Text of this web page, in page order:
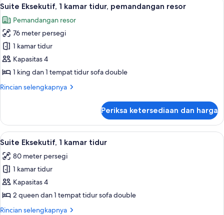
Sofa,
pemandangan
kolam
renang
(Balcony)
Tempat
King
dengan
tempat
tidur
Sofa,
pemandangan
kolam
renang
semua
foto
untuk
Suite
Eksekutif,
1
tidur,
5
Suite Eksekutif, 1 kamar tidur, pemandangan resor
Pemandangan resor
76 meter persegi
1 kamar tidur
Kapasitas 4
1 king dan 1 tempat tidur sofa double
Rincian selengkapnya
Rincian
Suite
Eksekutif,
1
tidur,
pemandangan
resor
Periksa ketersediaan dan harga
Lihat
semua
foto
untuk
Suite
Eksekutif,
1
Seprai premium, bantalan ekstra
4
Suite Eksekutif, 1 kamar tidur
80 meter persegi
1 kamar tidur
Kapasitas 4
2 queen dan 1 tempat tidur sofa double
Rincian selengkapnya
Rincian